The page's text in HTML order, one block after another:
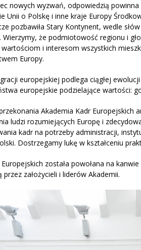
nowych wyzwań, odpowiedzią
Unii o Polskę i inne kraje Europy
pozbawiła Stary Kontynent, wedle
Wierzymy, że podmiotowość regionu i
i interesom wszystkich
Europy.
europejskiej podlega ciągłej
europejskie podzielające wartości:
Akademia Kadr
ludzi rozumiejących Europę i
kadr na potrzeby administracji,
Dostrzegamy lukę w kształceniu
została powołana na
przez założycieli i liderów Akademii.